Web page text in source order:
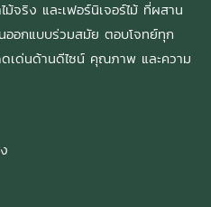
จริง และเฟอร์นิเจอร์ไม้ ที่ผสาน
ออกแบบร่วมสมัย ตอบโจทย์ทุก
เด่นด้านดีไซน์ คุณภาพ และความ